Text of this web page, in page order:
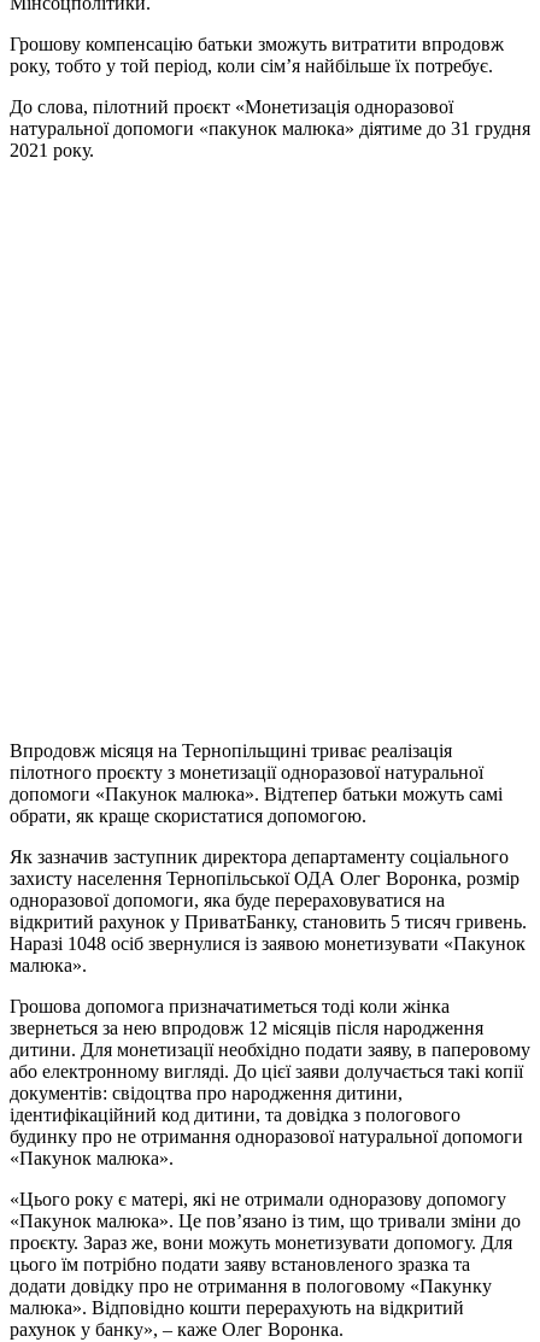
Грошову компенсацію батьки зможуть витратити впродовж
року, тобто у той період, коли сім’я найбільше їх потребує.
До слова, пілотний проєкт «Монетизація одноразової
натуральної допомоги «пакунок малюка» діятиме до 31 грудня
2021 року.
Впродовж місяця на Тернопільщині триває реалізація
пілотного проєкту з монетизації одноразової натуральної
допомоги «Пакунок малюка». Відтепер батьки можуть самі
обрати, як краще скористатися допомогою.
Як зазначив заступник директора департаменту соціального
захисту населення Тернопільської ОДА Олег Воронка, розмір
одноразової допомоги, яка буде перераховуватися на
відкритий рахунок у ПриватБанку, становить 5 тисяч гривень.
Наразі 1048 осіб звернулися із заявою монетизувати «Пакунок
малюка».
Грошова допомога призначатиметься тоді коли жінка
звернеться за нею впродовж 12 місяців після народження
дитини. Для монетизації необхідно подати заяву, в паперовому
або електронному вигляді. До цієї заяви долучається такі копії
документів: свідоцтва про народження дитини,
ідентифікаційний код дитини, та довідка з пологового
будинку про не отримання одноразової натуральної допомоги
«Пакунок малюка».
«Цього року є матері, які не отримали одноразову допомогу
«Пакунок малюка». Це пов’язано із тим, що тривали зміни до
проєкту. Зараз же, вони можуть монетизувати допомогу. Для
цього їм потрібно подати заяву встановленого зразка та
додати довідку про не отримання в пологовому «Пакунку
малюка». Відповідно кошти перерахують на відкритий
рахунок у банку», – каже Олег Воронка.